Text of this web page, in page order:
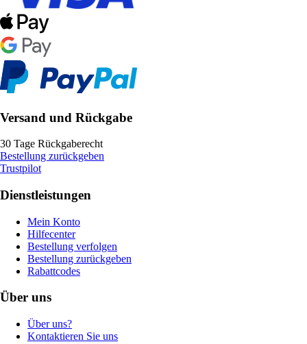
Versand und Rückgabe
30 Tage Rückgaberecht
Bestellung zurückgeben
Trustpilot
Dienstleistungen
Mein Konto
Hilfecenter
Bestellung verfolgen
Bestellung zurückgeben
Rabattcodes
Über uns
Über uns?
Kontaktieren Sie uns